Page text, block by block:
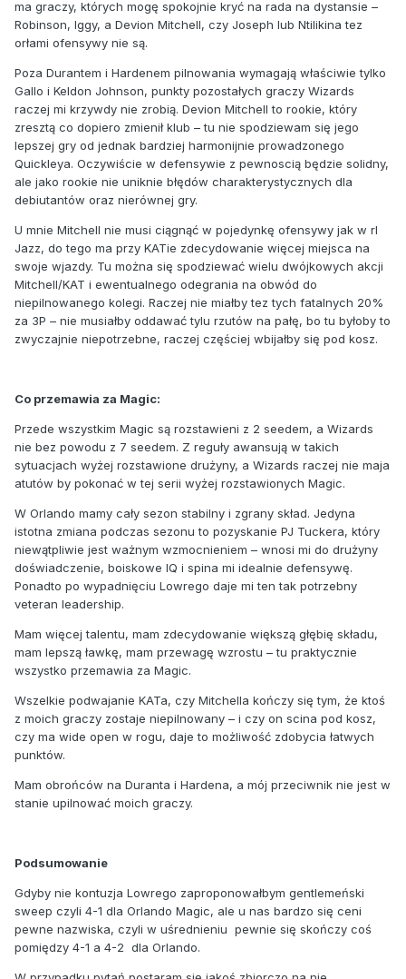
ma graczy, których mogę spokojnie kryć na rada na dystansie –
Robinson, Iggy, a Devion Mitchell, czy Joseph lub Ntilikina tez
orłami ofensywy nie są.
Poza Durantem i Hardenem pilnowania wymagają właściwie tylko
Gallo i Keldon Johnson, punkty pozostałych graczy Wizards
raczej mi krzywdy nie zrobią. Devion Mitchell to rookie, który
zresztą co dopiero zmienił klub – tu nie spodziewam się jego
lepszej gry od jednak bardziej harmonijnie prowadzonego
Quickleya. Oczywiście w defensywie z pewnoscią będzie solidny,
ale jako rookie nie uniknie błędów charakterystycznych dla
debiutantów oraz nierównej gry.
U mnie Mitchell nie musi ciągnąć w pojedynkę ofensywy jak w rl
Jazz, do tego ma przy KATie zdecydowanie więcej miejsca na
swoje wjazdy. Tu można się spodziewać wielu dwójkowych akcji
Mitchell/KAT i ewentualnego odegrania na obwód do
niepilnowanego kolegi. Raczej nie miałby tez tych fatalnych 20%
za 3P – nie musiałby oddawać tylu rzutów na pałę, bo tu byłoby to
zwyczajnie niepotrzebne, raczej częściej wbijałby się pod kosz.
Co przemawia za Magic:
Przede wszystkim Magic są rozstawieni z 2 seedem, a Wizards
nie bez powodu z 7 seedem. Z reguły awansują w takich
sytuacjach wyżej rozstawione drużyny, a Wizards raczej nie maja
atutów by pokonać w tej serii wyżej rozstawionych Magic.
W Orlando mamy cały sezon stabilny i zgrany skład. Jedyna
istotna zmiana podczas sezonu to pozyskanie PJ Tuckera, który
niewątpliwie jest ważnym wzmocnieniem – wnosi mi do drużyny
doświadczenie, boiskowe IQ i spina mi idealnie defensywę.
Ponadto po wypadnięciu Lowrego daje mi ten tak potrzebny
veteran leadership.
Mam więcej talentu, mam zdecydowanie większą głębię składu,
mam lepszą ławkę, mam przewagę wzrostu – tu praktycznie
wszystko przemawia za Magic.
Wszelkie podwajanie KATa, czy Mitchella kończy się tym, że ktoś
z moich graczy zostaje niepilnowany – i czy on scina pod kosz,
czy ma wide open w rogu, daje to możliwość zdobycia łatwych
punktów.
Mam obrońców na Duranta i Hardena, a mój przeciwnik nie jest w
stanie upilnować moich graczy.
Podsumowanie
Gdyby nie kontuzja Lowrego zaproponowałbym gentlemeński
sweep czyli 4-1 dla Orlando Magic, ale u nas bardzo się ceni
pewne nazwiska, czyli w uśrednieniu pewnie się skończy coś
pomiędzy 4-1 a 4-2 dla Orlando.